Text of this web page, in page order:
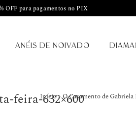
OFF para pagamentos no PIX
ANÉIS DE NOIVADO
feira-632×600
Início»O Casamento de